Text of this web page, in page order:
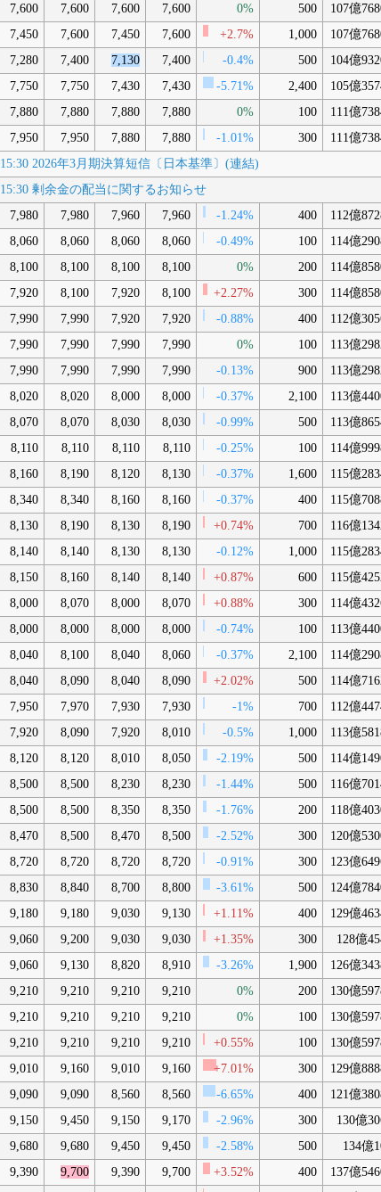
7,600 7,600 7,600 7,600 0% 500 107億
7,450 7,600 7,450 7,600 +2.7% 1,000 107億
7,280 7,400 7,130 7,400 -0.4% 500 104億
7,750 7,750 7,430 7,430 -5.71% 2,400 105億
7,880 7,880 7,880 7,880 0% 100 111億
7,950 7,950 7,880 7,880 -1.01% 300 111億
15:30 2026年3月期決算短信〔日本基準〕(連結)
15:30 剰余金の配当に関するお知らせ
7,980 7,980 7,960 7,960 -1.24% 400 112億
8,060 8,060 8,060 8,060 -0.49% 100 114億
8,100 8,100 8,100 8,100 0% 200 114億
7,920 8,100 7,920 8,100 +2.27% 300 114億
7,990 7,990 7,920 7,920 -0.88% 400 112億
7,990 7,990 7,990 7,990 0% 100 113億
7,990 7,990 7,990 7,990 -0.13% 900 113億
8,020 8,020 8,000 8,000 -0.37% 2,100 113億
8,070 8,070 8,030 8,030 -0.99% 500 113億
8,110 8,110 8,110 8,110 -0.25% 100 114億
8,160 8,190 8,120 8,130 -0.37% 1,600 115億
8,340 8,340 8,160 8,160 -0.37% 400 115億
8,130 8,190 8,130 8,190 +0.74% 700 116億
8,140 8,140 8,130 8,130 -0.12% 1,000 115億
8,150 8,160 8,140 8,140 +0.87% 600 115億
8,000 8,070 8,000 8,070 +0.88% 300 114億
8,000 8,000 8,000 8,000 -0.74% 100 113億
8,040 8,100 8,040 8,060 -0.37% 2,100 114億
8,040 8,090 8,040 8,090 +2.02% 500 114億
7,950 7,970 7,930 7,930 -1% 700 112億
7,920 8,090 7,920 8,010 -0.5% 1,000 113億
8,120 8,120 8,010 8,050 -2.19% 500 114億
8,500 8,500 8,230 8,230 -1.44% 500 116億
8,500 8,500 8,350 8,350 -1.76% 200 118億
8,470 8,500 8,470 8,500 -2.52% 300 120億
8,720 8,720 8,720 8,720 -0.91% 300 123億
8,830 8,840 8,700 8,800 -3.61% 500 124億
9,180 9,180 9,030 9,130 +1.11% 400 129億
9,060 9,200 9,030 9,030 +1.35% 300 128億
9,060 9,130 8,820 8,910 -3.26% 1,900 126億
9,210 9,210 9,210 9,210 0% 200 130億
9,210 9,210 9,210 9,210 0% 100 130億
9,210 9,210 9,210 9,210 +0.55% 100 130億
9,010 9,160 9,010 9,160 +7.01% 300 129億
9,090 9,090 8,560 8,560 -6.65% 400 121億
9,150 9,450 9,150 9,170 -2.96% 300 130億
9,680 9,680 9,450 9,450 -2.58% 500 134億
9,390 9,700 9,390 9,700 +3.52% 400 137億